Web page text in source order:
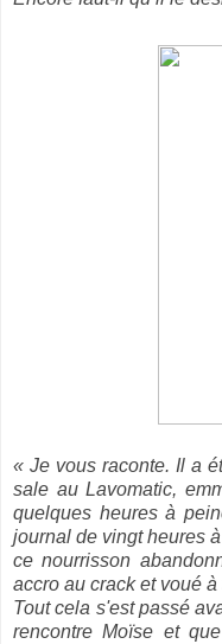
« Je vous raconte. Il a
sale au Lavomatic,
quelques heures à
journal de vingt heures
ce nourrisson
accro au crack et voué
Tout cela s'est passé
rencontre Moïse et